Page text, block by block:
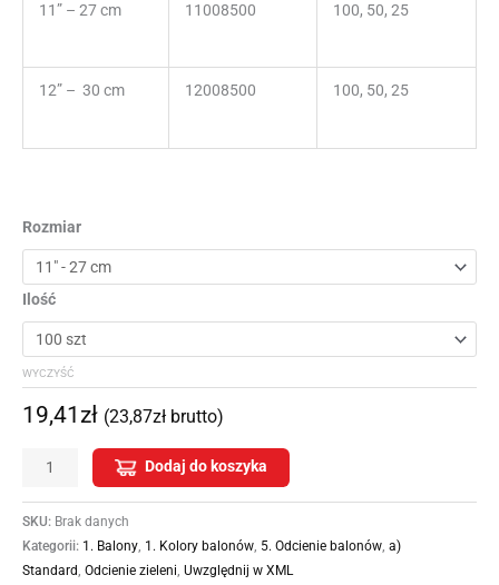
11” – 27 cm 11008500 100, 50, 25
12” – 30 cm 12008500 100, 50, 25
Rozmiar
Ilość
WYCZYŚĆ
19,41 zł (23,87zł brutto)
Dodaj do koszyka
SKU: Brak danych
Kategorii: 1. Balony, 1. Kolory balonów, 5. Odcienie balonów, a)
Standard, Odcienie zieleni, Uwzględnij w XML